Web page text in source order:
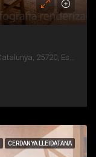
CERDANYA LLEIDATANA